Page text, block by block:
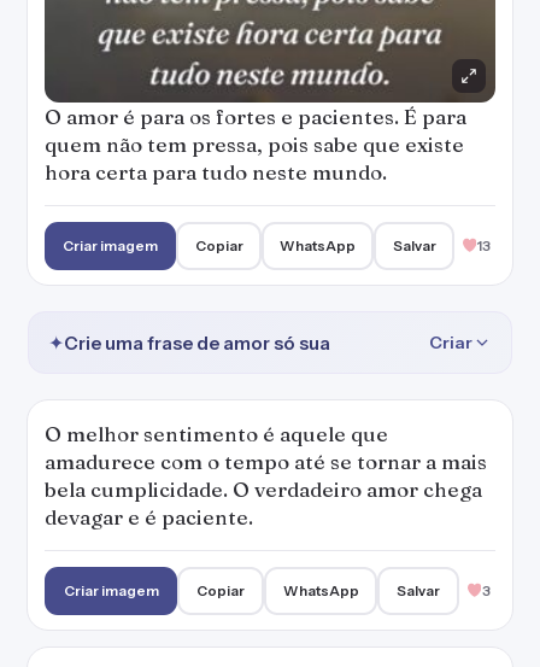
O amor é para os fortes e pacientes. É para
quem não tem pressa, pois sabe que existe
hora certa para tudo neste mundo.
Criar imagem Copiar WhatsApp Salvar 13
✦Crie uma frase de amor só sua Criar
O melhor sentimento é aquele que
amadurece com o tempo até se tornar a mais
bela cumplicidade. O verdadeiro amor chega
devagar e é paciente.
Criar imagem Copiar WhatsApp Salvar 3